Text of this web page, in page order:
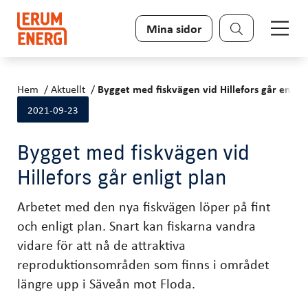
Sök
Mina sidor
Hem Aktuellt Bygget med fiskvägen vid Hillefors går
2021-09-23
Bygget med fiskvägen vid
Hillefors går enligt plan
Arbetet med den nya fiskvägen löper på fint
och enligt plan. Snart kan fiskarna vandra
vidare för att nå de attraktiva
reproduktionsområden som finns i området
längre upp i Säveån mot Floda.